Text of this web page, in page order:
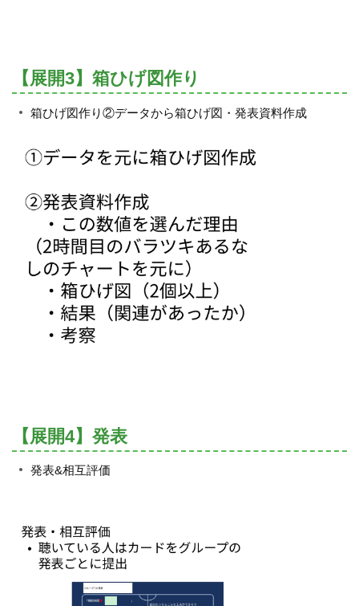
【展開3】箱ひげ図作り
箱ひげ図作り②データから箱ひげ図・発表資料作成
【展開4】発表
発表&相互評価